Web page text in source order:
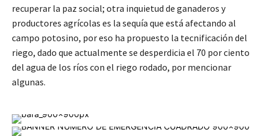
recuperar la paz social; otra inquietud de ganaderos y
productores agrícolas es la sequía que está afectando al
campo potosino, por eso ha propuesto la tecnificación del
riego, dado que actualmente se desperdicia el 70 por ciento
del agua de los ríos con el riego rodado, por mencionar
algunas.